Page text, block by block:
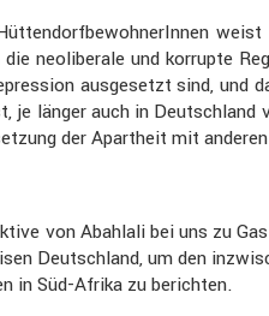
neoli­be­rale und korrupte
ausge­setzt sind,
je länger auch in
der Apart­heit mit
von Abahlali bei uns zu
Deutsch­land, um den
in Süd-Afrika zu berichten.